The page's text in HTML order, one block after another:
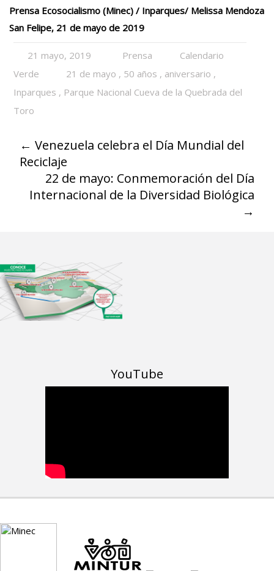
Prensa Ecosocialismo (Minec) / Inparques/ Melissa Mendoza
San Felipe, 21 de mayo de 2019
21 mayo, 2019 Prensa
Calendario
Verde
21 de mayo , 50 años , aniversario ,
Inparques , Parque Nacional Cueva de la Quebrada del
Toro
← Venezuela celebra el Día Mundial del
Reciclaje
22 de mayo: Conmemoración del Día
Internacional de la Diversidad Biológica
→
YouTube